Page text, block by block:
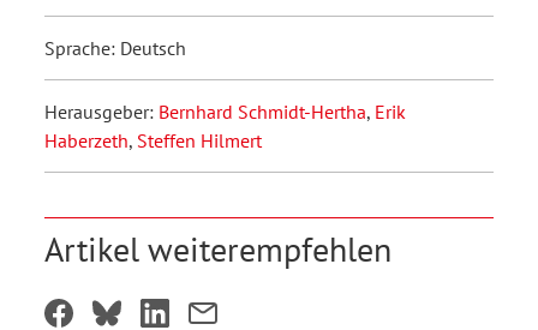
Sprache: Deutsch
Herausgeber: Bernhard Schmidt-Hertha, Erik
Haberzeth, Steffen Hilmert
Artikel weiterempfehlen